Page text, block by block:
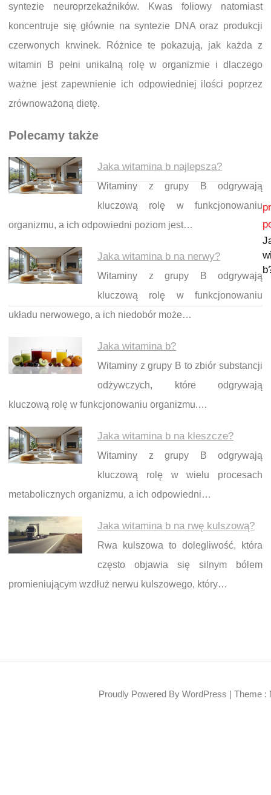
syntezie neuroprzekaźników. Kwas foliowy natomiast
koncentruje się głównie na syntezie DNA oraz produkcji
czerwonych krwinek. Różnice te pokazują, jak każda z
witamin B pełni unikalną rolę w organizmie i dlaczego
ważne jest zapewnienie ich odpowiedniej ilości poprzez
zrównoważoną dietę.
Polecamy także
Jaka witamina b najlepsza?
Witaminy z grupy B odgrywają
kluczową rolę w funkcjonowaniu
organizmu, a ich odpowiedni poziom jest…
Jaka witamina b na nerwy?
Witaminy z grupy B odgrywają
kluczową rolę w funkcjonowaniu
układu nerwowego, a ich niedobór może…
Jaka witamina b?
Witaminy z grupy B to zbiór substancji
odżywczych, które odgrywają
kluczową rolę w funkcjonowaniu organizmu.…
Jaka witamina b na kleszcze?
Witaminy z grupy B odgrywają
kluczową rolę w wielu procesach
metabolicznych organizmu, a ich odpowiedni…
Jaka witamina b na rwę kulszową?
Rwa kulszowa to dolegliwość, która
często objawia się silnym bólem
promieniującym wzdłuż nerwu kulszowego, który…
Nawigacja wpisu
Proudly Powered By WordPress | Theme :